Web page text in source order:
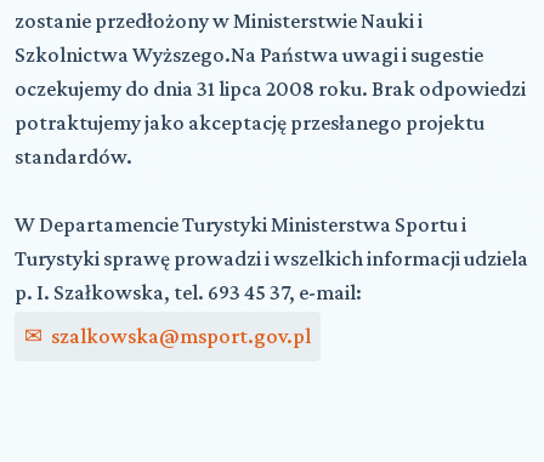
zostanie przedłożony w Ministerstwie Nauki i
Szkolnictwa Wyższego.Na Państwa uwagi i sugestie
oczekujemy do dnia 31 lipca 2008 roku. Brak odpowiedzi
potraktujemy jako akceptację przesłanego projektu
standardów.
W Departamencie Turystyki Ministerstwa Sportu i
Turystyki sprawę prowadzi i wszelkich informacji udziela
p. I. Szałkowska, tel. 693 45 37, e-mail:
szalkowska@msport.gov.pl